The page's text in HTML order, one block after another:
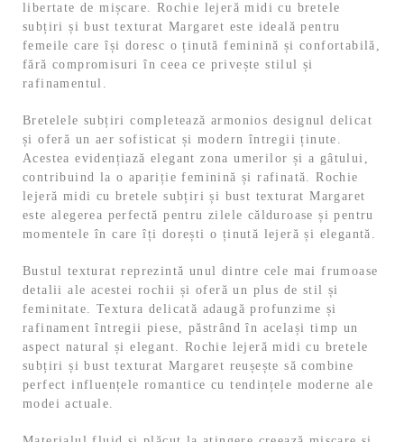
libertate de mișcare. Rochie lejeră midi cu bretele
subțiri și bust texturat Margaret este ideală pentru
femeile care își doresc o ținută feminină și confortabilă,
fără compromisuri în ceea ce privește stilul și
rafinamentul.
Bretelele subțiri completează armonios designul delicat
și oferă un aer sofisticat și modern întregii ținute.
Acestea evidențiază elegant zona umerilor și a gâtului,
contribuind la o apariție feminină și rafinată. Rochie
lejeră midi cu bretele subțiri și bust texturat Margaret
este alegerea perfectă pentru zilele călduroase și pentru
momentele în care îți dorești o ținută lejeră și elegantă.
Bustul texturat reprezintă unul dintre cele mai frumoase
detalii ale acestei rochii și oferă un plus de stil și
feminitate. Textura delicată adaugă profunzime și
rafinament întregii piese, păstrând în același timp un
aspect natural și elegant. Rochie lejeră midi cu bretele
subțiri și bust texturat Margaret reușește să combine
perfect influențele romantice cu tendințele moderne ale
modei actuale.